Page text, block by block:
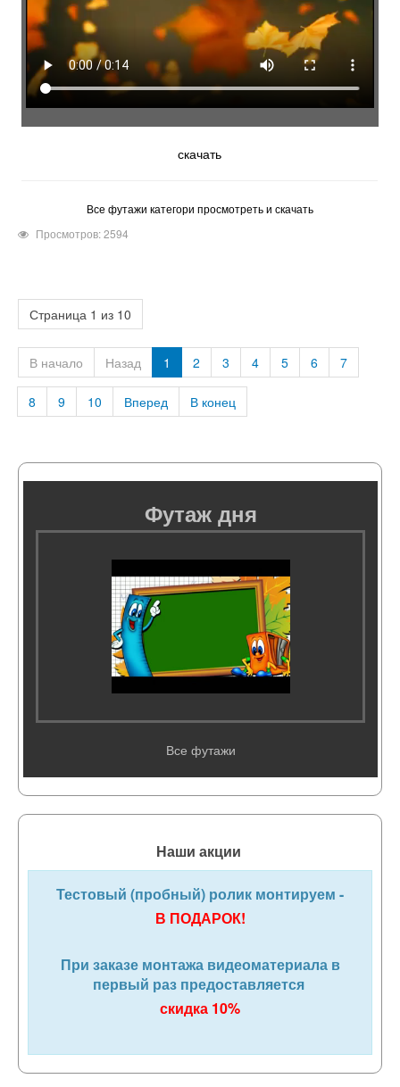
скачать
Все футажи категори просмотреть и скачать
Просмотров: 2594
Страница 1 из 10
В начало Назад 1 2 3 4 5 6 7
8 9 10 Вперед В конец
Футаж дня
Все футажи
Наши акции
Тестовый (пробный) ролик монтируем -
В ПОДАРОК!
При заказе монтажа видеоматериала в
первый раз предоставляется
скидка 10%